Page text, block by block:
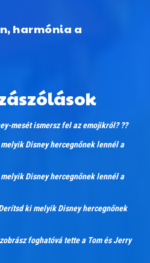
harmónia a
mesét ismersz fel az emojikról? ??
Disney hercegnőnek lennél a
Disney hercegnőnek lennél a
ki melyik Disney hercegnőnek
foghatóvá tette a Tom és Jerry